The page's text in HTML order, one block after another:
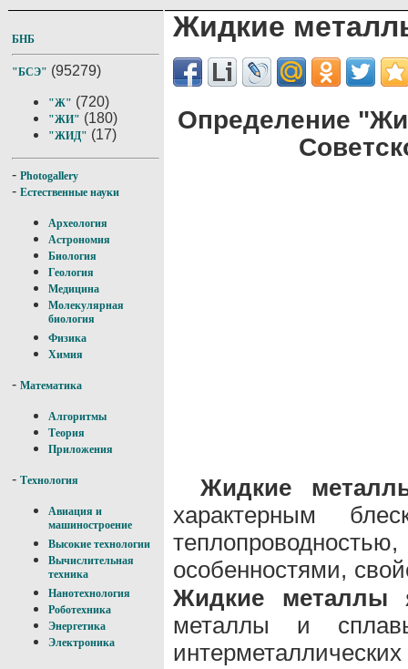
БНБ
"БСЭ" (95279)
"Ж" (720)
"ЖИ" (180)
"ЖИД" (17)
- Photogallery
- Естественные науки
Археология
Астрономия
Биология
Геология
Медицина
Молекулярная
биология
Физика
Химия
- Математика
Алгоритмы
Теория
Приложения
- Технология
Авиация и
машиностроение
Высокие технологии
Вычислительная
техника
Нанотехнология
Роботехника
Энергетика
Электроника
Жидкие
Определение
Жидкие
характерным
особенностями,
Жидкие металлы
металлы и